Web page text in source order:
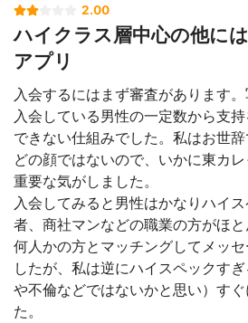
2.00
ハイクラス層中心の他に
アプリ
入会するにはまず審査があります
入会している男性の一定数から支
できない仕組みでした。私はお世
どの顔ではないので、いかに東カ
重要な気がしました。
入会してみると男性はかなりハイ
者、商社マンなどの職業の方がほと
何人かの方とマッチングしてメッ
したが、私は逆にハイスペックす
や不倫などではないかと思い）す
た。